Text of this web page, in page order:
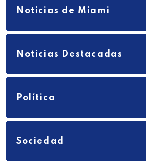
Noticias de Miami
Noticias Destacadas
Política
Sociedad